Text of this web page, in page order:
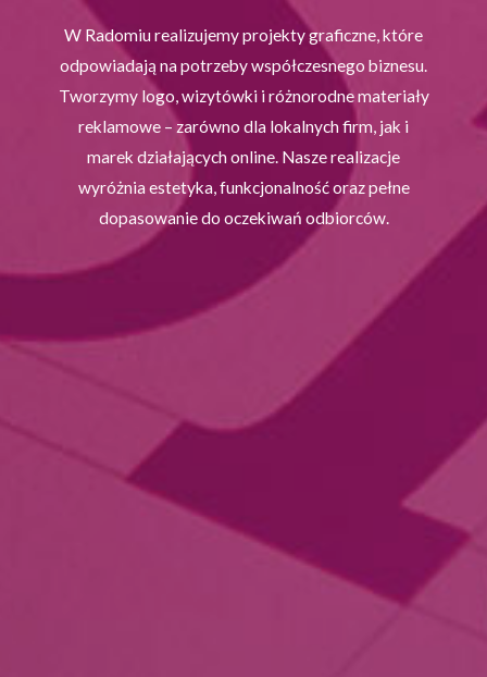
W Radomiu realizujemy projekty graficzne, które
odpowiadają na potrzeby współczesnego biznesu.
Tworzymy logo, wizytówki i różnorodne materiały
reklamowe – zarówno dla lokalnych firm, jak i
marek działających online. Nasze realizacje
wyróżnia estetyka, funkcjonalność oraz pełne
dopasowanie do oczekiwań odbiorców.